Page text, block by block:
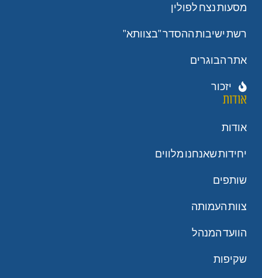
מסעות נצח לפולין
רשת ישיבות ההסדר "בצוותא"
אתר הבוגרים
יזכור
אודות
אודות
יחידות שאנחנו מלווים
שותפים
צוות העמותה
הוועד המנהל
שקיפות